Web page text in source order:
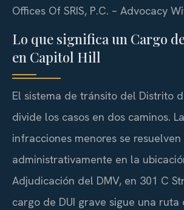
Offices Of SRIS, P.C. – Advocacy
Lo que significa un Cargo
en Capitol Hill
El sistema de tránsito del Distrito
divide los casos en dos caminos.
infracciones menores se resuelven
administrativamente en la
Adjudicación del DMV, en 301 C
cargo de DUI grave sigue una